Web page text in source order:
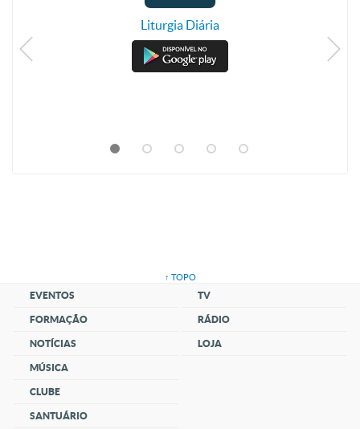
Liturgia Diária
↑ TOPO
EVENTOS
FORMAÇÃO
NOTÍCIAS
MÚSICA
CLUBE
SANTUÁRIO
TV
RÁDIO
LOJA